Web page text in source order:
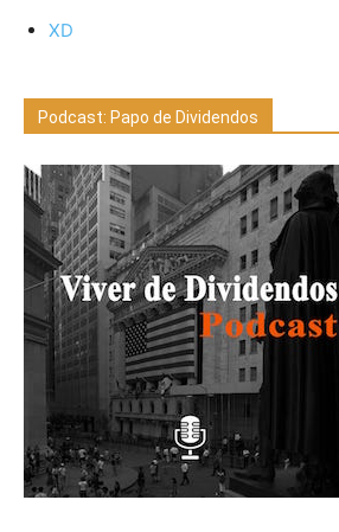
XD
Podcast: Papo de Dividendos